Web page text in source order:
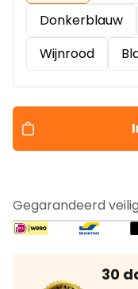
Donkerblauw
Wijnrood
Gegarandeerd
30